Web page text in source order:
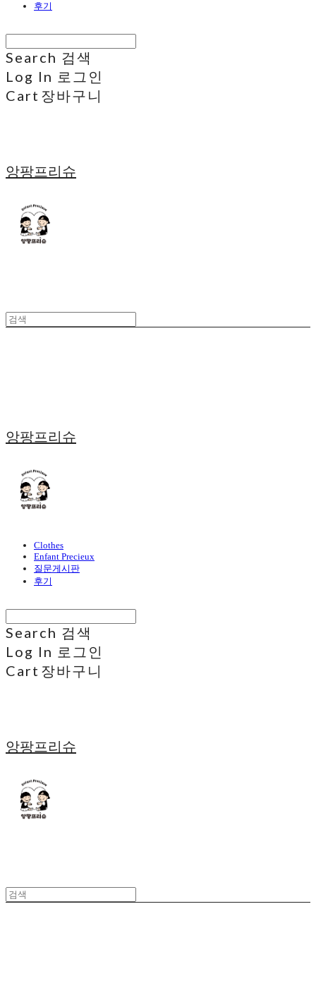
후기
Search 검색
Log In 로그인
Cart 장바구니
앙팡프리슈
앙팡프리슈
Clothes
Enfant Precieux
질문게시판
후기
Search 검색
Log In 로그인
Cart 장바구니
앙팡프리슈